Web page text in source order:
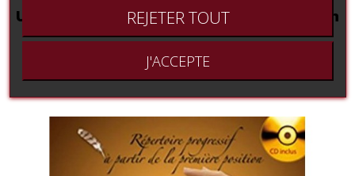
Ultimate movie instrumental solos - violon
28,91 €
REJETER TOUT
J'ACCEPTE